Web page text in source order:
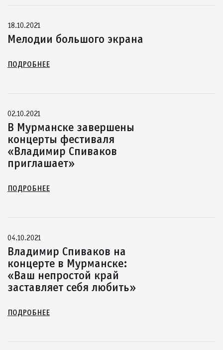
18.10.2021
Мелодии большого экрана
ПОДРОБНЕЕ
02.10.2021
В Мурманске завершены
концерты фестиваля
«Владимир Спиваков
приглашает»
ПОДРОБНЕЕ
04.10.2021
Владимир Спиваков на
концерте в Мурманске:
«Ваш непростой край
заставляет себя любить»
ПОДРОБНЕЕ